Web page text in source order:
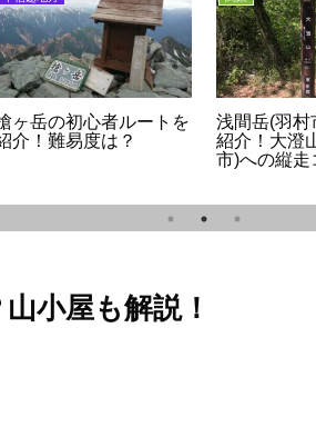
ヶ岳の初心者ルートを
介！難易度は？
浅間岳(羽村
紹介！大澄
市)への縦走
小屋も解説！